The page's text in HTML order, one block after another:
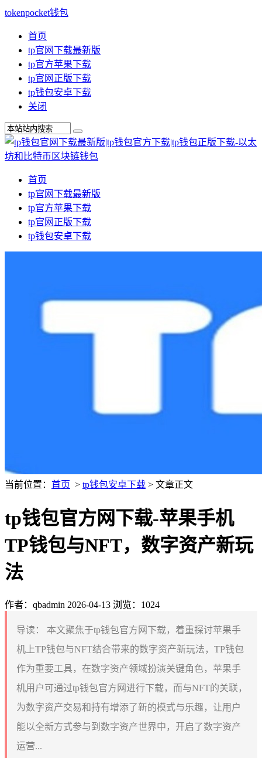
tokenpocket钱包
首页
tp官网下载最新版
tp官方苹果下载
tp官网正版下载
tp钱包安卓下载
关闭
首页
tp官网下载最新版
tp官方苹果下载
tp官网正版下载
tp钱包安卓下载
当前位置： 首页 > tp钱包安卓下载 > 文章正文
tp钱包官方网下载-苹果手机
TP钱包与NFT，数字资产新玩
法
作者：qbadmin 2026-04-13 浏览：1024
导读：
本文聚焦于tp钱包官方网下载，着重探讨苹果手
机上TP钱包与NFT结合带来的数字资产新玩法，TP钱包
作为重要工具，在数字资产领域扮演关键角色，苹果手
机用户可通过tp钱包官方网进行下载，而与NFT的关联，
为数字资产交易和持有增添了新的模式与乐趣，让用户
能以全新方式参与到数字资产世界中，开启了数字资产
运营...